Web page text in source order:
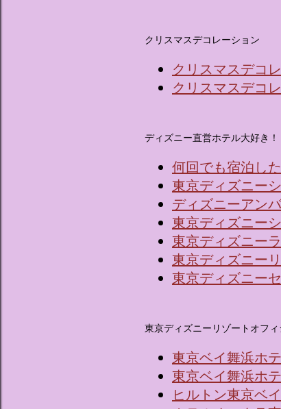
クリスマスデコレーション
クリスマスデコ
クリスマスデコ
ディズニー直営ホテル大好き！
何回でも宿泊し
東京ディズニー
ディズニーアン
東京ディズニー
東京ディズニー
東京ディズニー
東京ディズニー
東京ディズニーリゾートオフィ
東京ベイ舞浜ホ
東京ベイ舞浜ホ
ヒルトン東京ベ